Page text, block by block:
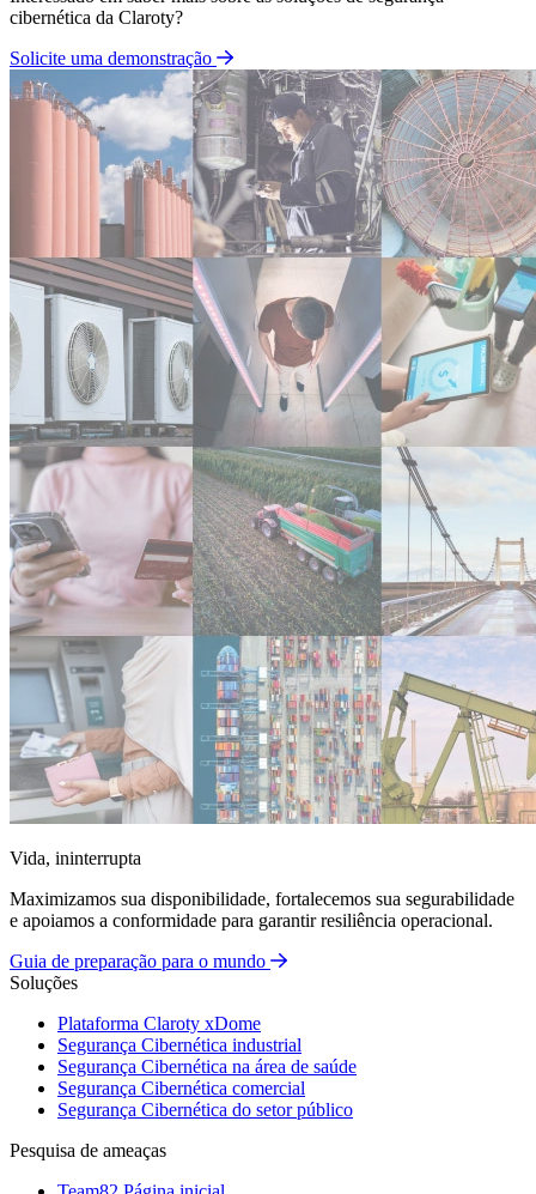
cibernética da Claroty?
Solicite uma demonstração
Vida, ininterrupta
Maximizamos sua disponibilidade, fortalecemos sua segurabilidade
e apoiamos a conformidade para garantir resiliência operacional.
Guia de preparação para o mundo
Soluções
Plataforma Claroty xDome
Segurança Cibernética industrial
Segurança Cibernética na área de saúde
Segurança Cibernética comercial
Segurança Cibernética do setor público
Pesquisa de ameaças